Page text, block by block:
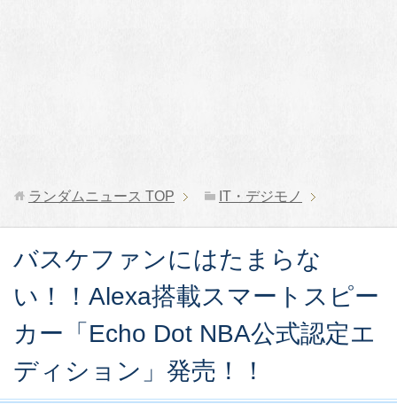
ランダムニュース TOP IT・デジモノ
バスケファンにはたまらな
い！！Alexa搭載スマートスピー
カー「Echo Dot NBA公式認定エ
ディション」発売！！